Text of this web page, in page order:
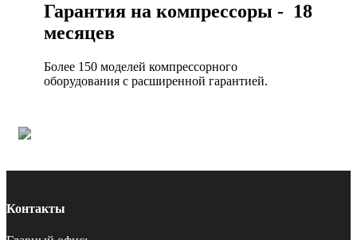
Гарантия на компрессоры - 18
месяцев
Более 150 моделей компрессорного
оборудования с расширенной гарантией.
Контакты